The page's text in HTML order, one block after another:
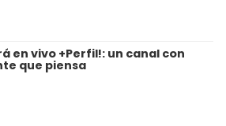
en vivo +Perfil!: un canal con
que piensa